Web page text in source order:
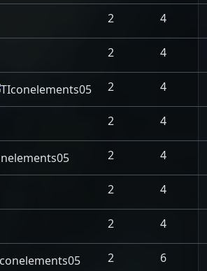
2 4
2 4
2 4
2 4
2 4
2 4
2 4
2 6